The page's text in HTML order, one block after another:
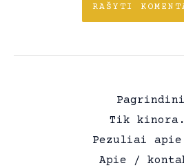
Tik
Pezuliai
Apie /